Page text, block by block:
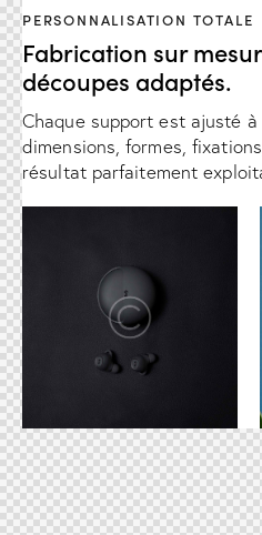
PERSONNALISATION TOTALE
Fabrication sur
découpes adaptés.
Chaque support est ajusté
dimensions, formes,
résultat parfaitement